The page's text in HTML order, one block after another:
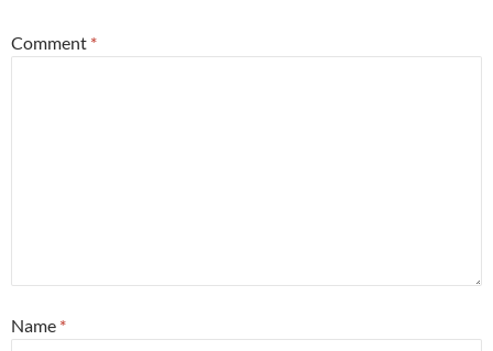
Comment *
Name *